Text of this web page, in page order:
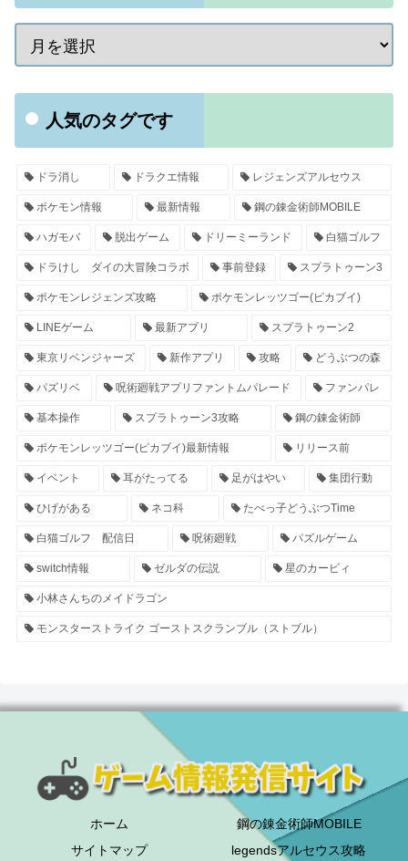
人気のタグです
ドラ消し ドラクエ情報 レジェンズアルセウス
ポケモン情報 最新情報 鋼の錬金術師MOBILE
ハガモバ 脱出ゲーム ドリーミーランド 白猫ゴルフ
ドラけし ダイの大冒険コラボ 事前登録 スプラトゥーン3
ポケモンレジェンズ攻略 ポケモンレッツゴー(ピカブイ)
LINEゲーム 最新アプリ スプラトゥーン2
東京リベンジャーズ 新作アプリ 攻略 どうぶつの森
パズリベ 呪術廻戦アプリファントムパレード ファンパレ
基本操作 スプラトゥーン3攻略 鋼の錬金術師
ポケモンレッツゴー(ピカブイ)最新情報 リリース前
イベント 耳がたってる 足がはやい 集団行動
ひげがある ネコ科 たべっ子どうぶつTime
白猫ゴルフ 配信日 呪術廻戦 パズルゲーム
switch情報 ゼルダの伝説 星のカービィ
小林さんちのメイドラゴン
モンスターストライク ゴーストスクランブル（ストブル）
ホーム
鋼の錬金術師MOBILE
サイトマップ
legendsアルセウス攻略